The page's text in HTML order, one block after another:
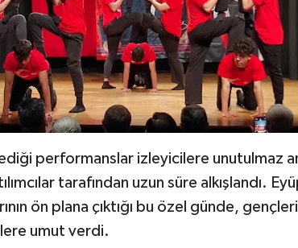
performanslar izleyicilere unutulmaz
tarafından uzun süre alkışlandı.
ön plana çıktığı bu özel günde,
umut verdi.